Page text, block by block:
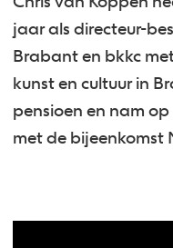
jaar als directeur-
Brabant en bkkc
kunst en cultuur in
pensioen en nam
met de bijeenkomst